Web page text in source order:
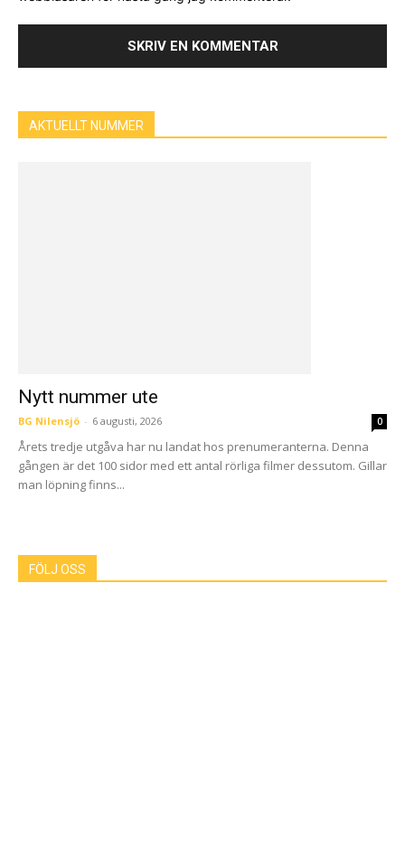
AKTUELLT NUMMER
Nytt nummer ute
BG Nilensjö - 6 augusti, 2026 0
Årets tredje utgåva har nu landat hos prenumeranterna. Denna
gången är det 100 sidor med ett antal rörliga filmer dessutom. Gillar
man löpning finns...
FÖLJ OSS